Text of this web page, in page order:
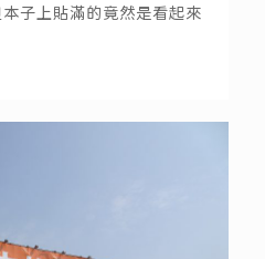
子上貼滿的竟然是看起來
有這樣的蒐集呢？